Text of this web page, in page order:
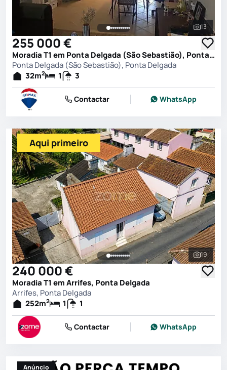
Ver
13
255 000 €
Moradia T1 em Ponta Delgada (São Sebastião), Ponta Delgada
Ponta Delgada (São Sebastião), Ponta Delgada
32m2 1 3
Contactar WhatsApp
Ver
19
Aqui primeiro
240 000 €
Moradia T1 em Arrifes, Ponta Delgada
Arrifes, Ponta Delgada
252m2 1 1
Contactar WhatsApp
Anúncio